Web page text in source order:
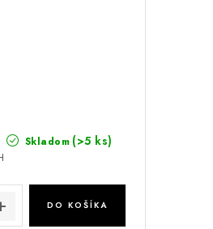
Skladom (>5 ks)
DO KOŠÍKA